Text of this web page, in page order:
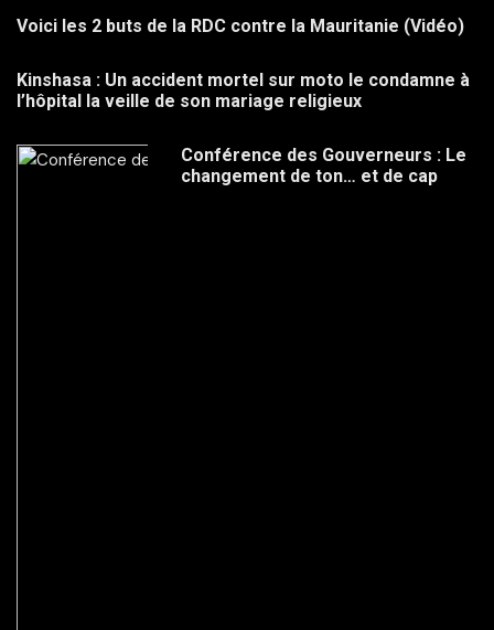
Voici les 2 buts de la RDC contre la Mauritanie (Vidéo)
Kinshasa : Un accident mortel sur moto le condamne à
l’hôpital la veille de son mariage religieux
Conférence des Gouverneurs : Le
changement de ton… et de cap